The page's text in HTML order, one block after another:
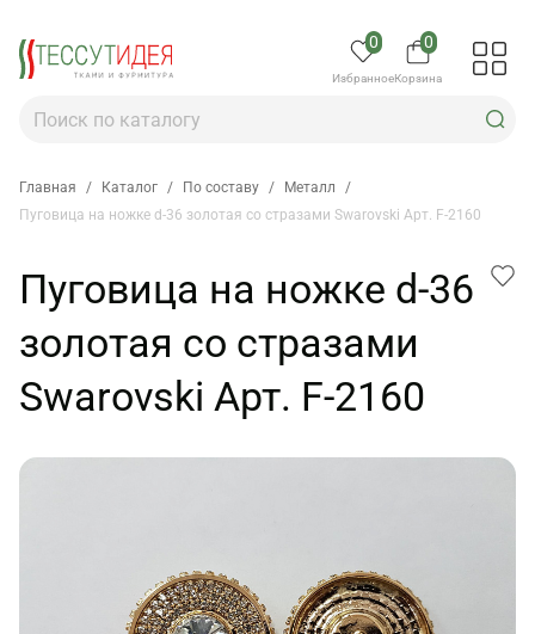
0
Избранное
0
Корзина
Главная / Каталог / По составу / Металл
/
Пуговица на ножке d-36 золотая со стразами Swarovski Арт. F-2160
Пуговица на ножке d-36
золотая со стразами
Swarovski Арт. F-2160